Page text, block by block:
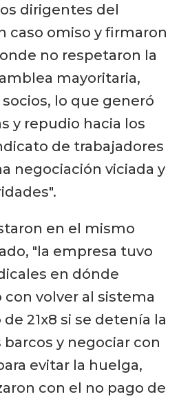
dirigentes del
caso omiso y firmaron
no respetaron la
mayoritaria,
lo que generó
y repudio hacia los
de trabajadores
negociación viciada y
en el mismo
"la empresa tuvo
en dónde
volver al sistema
21x8 si se detenía la
y negociar con
evitar la huelga,
con el no pago de